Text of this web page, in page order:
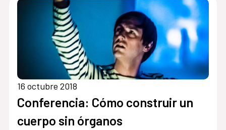
16 octubre 2018
Conferencia: Cómo construir un
cuerpo sin órganos